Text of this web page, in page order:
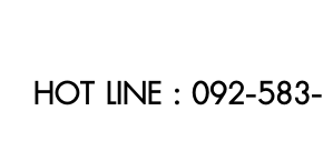
HOT LINE : 092-